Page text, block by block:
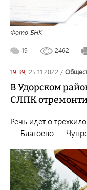
Фото БНК
19 2462
19:39, 25.11.2022 /
В Удорском
СЛПК
Речь идет о
— Благоево —